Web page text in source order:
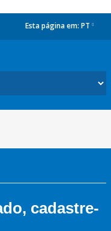
Esta página em: PT
cadastre-